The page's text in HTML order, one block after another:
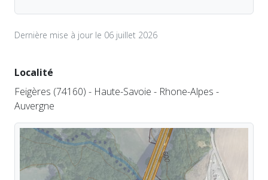
Dernière mise à jour le 06 juillet 2026
Localité
Feigères (74160) - Haute-Savoie - Rhone-Alpes -
Auvergne